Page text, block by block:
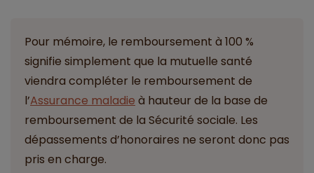
Pour mémoire, le remboursement à 100 %
signifie simplement que la mutuelle santé
viendra compléter le remboursement de
l’Assurance maladie à hauteur de la base de
remboursement de la Sécurité sociale. Les
dépassements d’honoraires ne seront donc pas
pris en charge.